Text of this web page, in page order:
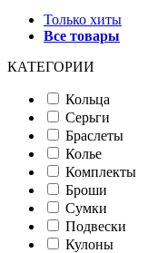
Только хиты
Все товары
КАТЕГОРИИ
Кольца
Серьги
Браслеты
Колье
Комплекты
Броши
Сумки
Подвески
Кулоны